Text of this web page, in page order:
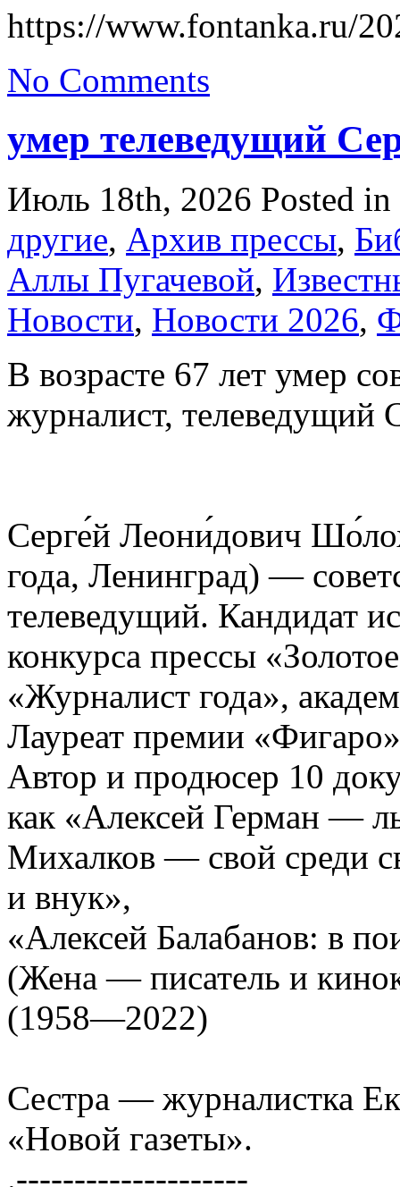
https://www.fontanka.ru/
No Comments
умер телеведущий
Июль 18th, 2026 Posted in
другие, Архив прессы,
Аллы Пугачевой,
Новости, Новости 2026,
В возрасте 67 лет умер
журналист, телеведущий
Серге́й Леони́дович
года, Ленинград) —
телеведущий. Кандидат
конкурса прессы
«Журналист года»,
Лауреат премии
Автор и продюсер 10
как «Алексей Герман —
Михалков — свой среди
и внук»,
«Алексей Балабанов: в
(Жена — писатель и
(1958—2022)
Сестра — журналистка
«Новой газеты».
.--------------------